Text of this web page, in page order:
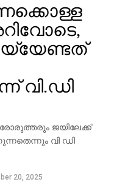
ആശങ്കയില്‍
പോസ്റ്റിട്ട
വി.ഡി
ജയിലേക്ക്
വി ഡി
20, 2025